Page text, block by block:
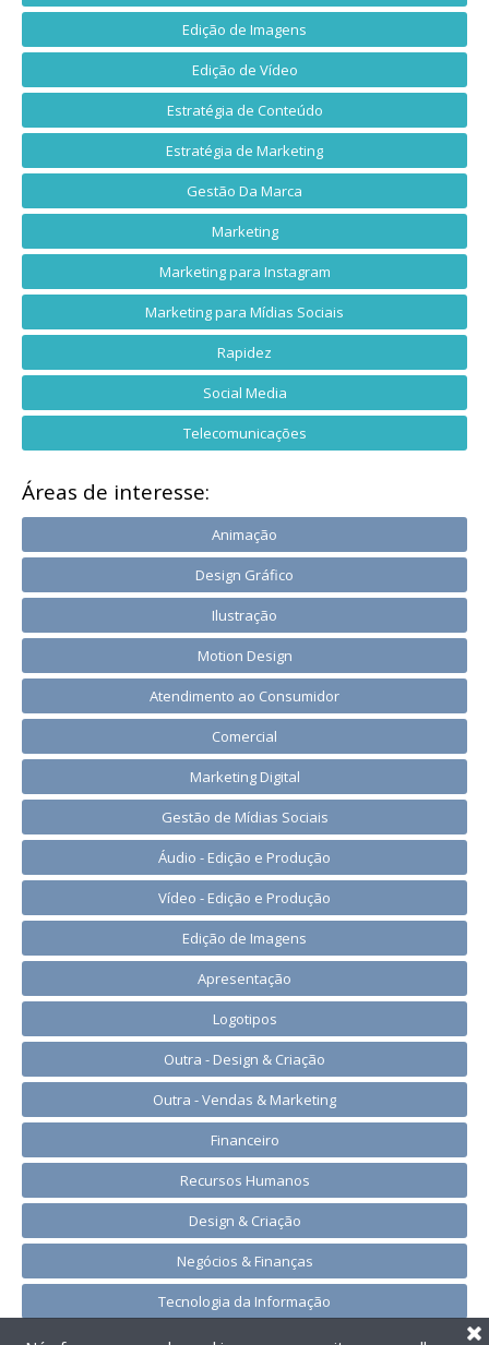
Edição de Imagens
Edição de Vídeo
Estratégia de Conteúdo
Estratégia de Marketing
Gestão Da Marca
Marketing
Marketing para Instagram
Marketing para Mídias Sociais
Rapidez
Social Media
Telecomunicações
Áreas de interesse:
Animação
Design Gráfico
Ilustração
Motion Design
Atendimento ao Consumidor
Comercial
Marketing Digital
Gestão de Mídias Sociais
Áudio - Edição e Produção
Vídeo - Edição e Produção
Edição de Imagens
Apresentação
Logotipos
Outra - Design & Criação
Outra - Vendas & Marketing
Financeiro
Recursos Humanos
Design & Criação
Negócios & Finanças
Tecnologia da Informação